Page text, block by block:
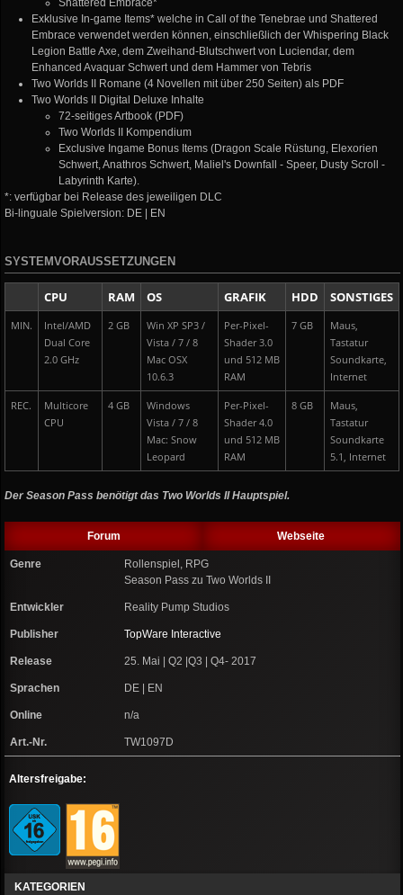
Shattered Embrace*
Exklusive In-game Items* welche in Call of the Tenebrae und Shattered
Embrace verwendet werden können, einschließlich der Whispering Black
Legion Battle Axe, dem Zweihand-Blutschwert von Luciendar, dem
Enhanced Avaquar Schwert und dem Hammer von Tebris
Two Worlds II Romane (4 Novellen mit über 250 Seiten) als PDF
Two Worlds II Digital Deluxe Inhalte
72-seitiges Artbook (PDF)
Two Worlds II Kompendium
Exclusive Ingame Bonus Items (Dragon Scale Rüstung, Elexorien
Schwert, Anathros Schwert, Maliel's Downfall - Speer, Dusty Scroll -
Labyrinth Karte).
*: verfügbar bei Release des jeweiligen DLC
Bi-linguale Spielversion: DE | EN
SYSTEMVORAUSSETZUNGEN
CPU RAM OS GRAFIK HDD SONSTIGES
MIN.
Intel/AMD
Dual Core
2.0 GHz
2 GB
Win XP SP3 /
Vista / 7 / 8
Mac OSX
10.6.3
Per-Pixel-
Shader 3.0
und 512 MB
RAM
7 GB
Maus,
Tastatur
Soundkarte,
Internet
REC.
Multicore
CPU
4 GB
Windows
Vista / 7 / 8
Mac: Snow
Leopard
Per-Pixel-
Shader 4.0
und 512 MB
RAM
8 GB
Maus,
Tastatur
Soundkarte
5.1, Internet
Der Season Pass benötigt das Two Worlds II Hauptspiel.
Forum Webseite
Genre
Rollenspiel, RPG
Season Pass zu Two Worlds II
Entwickler Reality Pump Studios
Publisher TopWare Interactive
Release 25. Mai | Q2 |Q3 | Q4- 2017
Sprachen DE | EN
Online n/a
Art.-Nr. TW1097D
Altersfreigabe:
KATEGORIEN